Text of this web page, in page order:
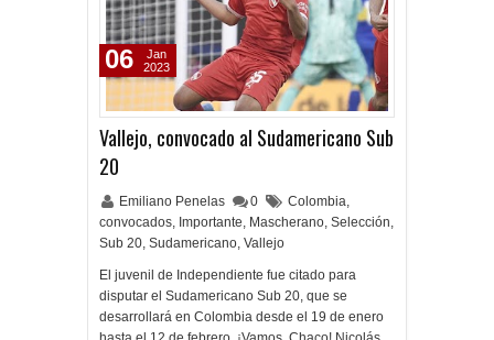
Vallejo, convocado al Sudamericano Sub
20
Emiliano Penelas 0 Colombia,
convocados, Importante, Mascherano, Selección,
Sub 20, Sudamericano, Vallejo
El juvenil de Independiente fue citado para
disputar el Sudamericano Sub 20, que se
desarrollará en Colombia desde el 19 de enero
06
Jan
2023